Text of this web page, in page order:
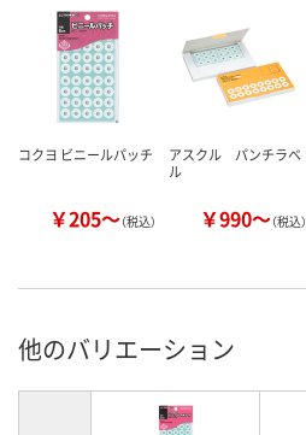
コクヨ ビニールパッチ
￥205～（税込）
アスクル パンチラベ
ル
￥990～（税込）
他のバリエーション